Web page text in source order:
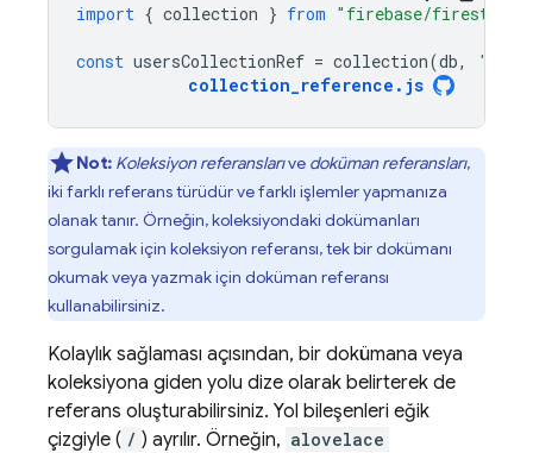
import { collection } from "firebase/firestore"
const usersCollectionRef = collection(db,
collection_reference . js
Not: Koleksiyon referanslarıve doküman referansları,
iki farklı referans türüdür ve farklı işlemler yapmanıza
olanak tanır. Örneğin, koleksiyondaki dokümanları
sorgulamak için koleksiyon referansı, tek bir dokümanı
okumak veya yazmak için doküman referansı
kullanabilirsiniz.
Kolaylık sağlaması açısından, bir dokümana veya
koleksiyona giden yolu dize olarak belirterek de
referans oluşturabilirsiniz. Yol bileşenleri eğik
çizgiyle ( / ) ayrılır. Örneğin, alovelace